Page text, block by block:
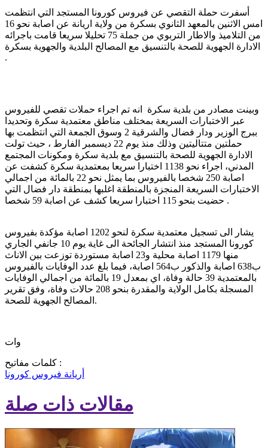
أسفرت حملة التقصي عن فيروس كورونا المستجد التي انتظمت
امس الاثنين بالمعهد الثانوي بسكرة من ولاية اريانة عن اصابة نحو 16
من التلاميذ والاطار التربوي من جملة 75 تحليلا سريعا قامت باجرائه
الادارة الجهوية للصحة بالتنسيق مع المصالح البلدية والجهوية بسكرة
.
وبينت مصادر من بلدية سكرة انه تم اجراء حملات تقصي للفيروس
عبر الاختبارات السريعة بمختلف مناطق معتمدية سكرة وتحديدا
ببرج الوزير ودار فضال والشرقية 2 وسوق الجمعة التي انتظمت بها
حملتين متتاليتين وذلك منذ يوم 22 ديسمبر الفارط ، حيث تولت
الادارة الجهوية للصحة بالتنسيق مع بلدية سكرة ومكونات المجتمع
المدني، اجراء نحو 1138 اختبارا سريعا بمعتمدية سكرة كشفت عن
اصابة 250 شخصا بالفيروس بما يمثل نحو 22 بالمائة من اجمالي
الاختبارات السريعة المنجزة بالمنطقة اغلبها بمنطقة دار فضال التي
حضيت بنحو 115 اختبارا سريعا كشف عن اصابة 59 شخصا .
يشار الى تسجيل معتمدية سكرة لنحو 1202 اصابة مؤكدة بفيروس
كورونا المستجد منذ انتشار الجائحة الى غاية يوم 10 جانفي الجاري
منها 1179 اصابة محلية و23 اصابة مستوردة توزعت بين الاناث
ب638 اصابة والذكور ب564 اصابة، فيما بلغ عدد الوفايات بالفيروس
بالمعتمدية 39 حالة وفاة، اي بمعدل 19 بالمائة من اجمالي الوفايات
المسجلة بكامل الولاية والمقدرة بنحو 208 حالات وفاة، وفق تقرير
المصالح الجهوية للصحة.
وات
كلمات مفاتيح :
أريانة فيروس كورونا
مقالات ذات صلة